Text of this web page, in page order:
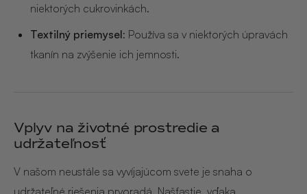
niektorých cukrovinkách.
Textilný priemysel: Používa sa v niektorých úpravách
tkanín na zvýšenie ich jemnosti.
Vplyv na životné prostredie a
udržateľnosť
V našom neustále sa vyvíjajúcom svete je snaha o
udržateľné riešenia prvoradá. Našťastie, vďaka